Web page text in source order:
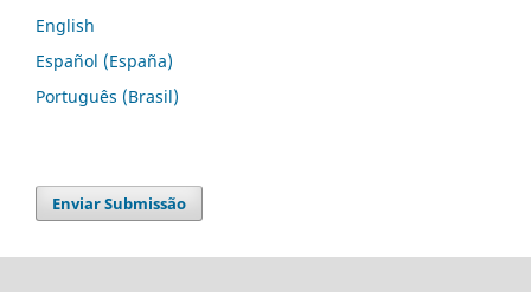
English
Español (España)
Português (Brasil)
Enviar Submissão